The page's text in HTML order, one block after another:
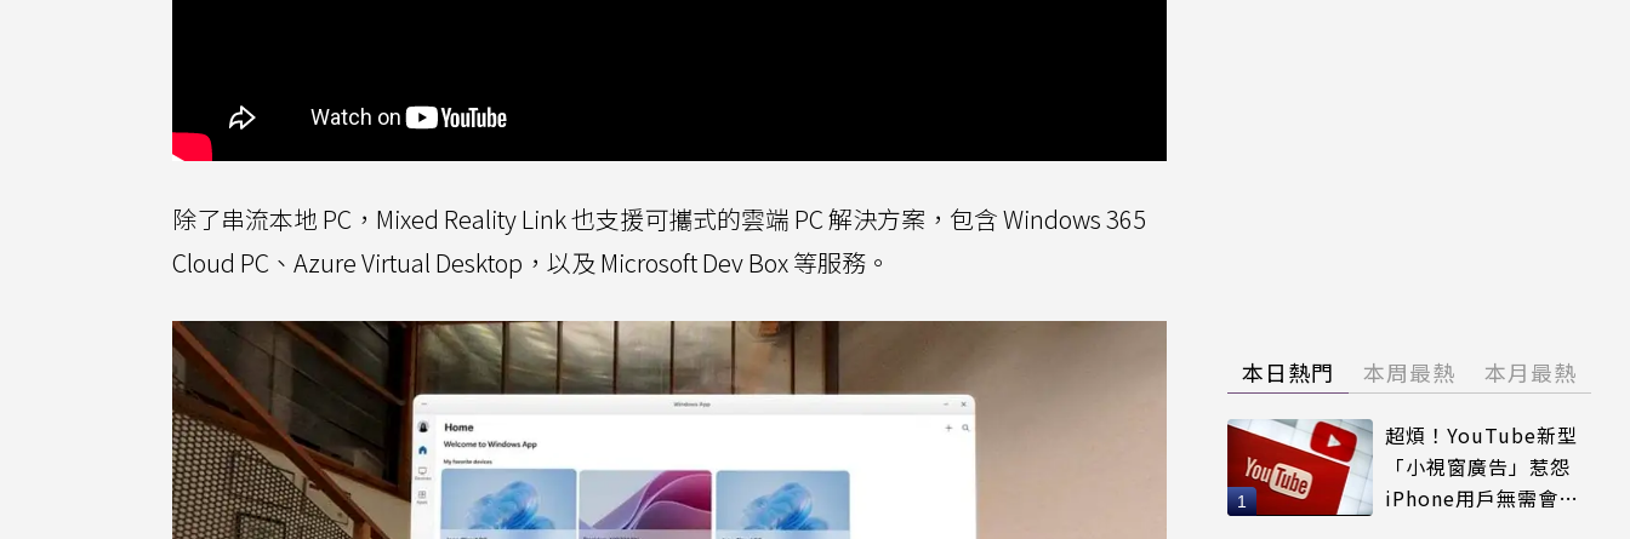
除了串流本地 PC，Mixed Reality Link 也支援可攜式的雲端 PC 解決方案，包含 Windows 365
Cloud PC、Azure Virtual Desktop，以及 Microsoft Dev Box 等服務。
本日熱門 本周最熱 本月最熱
超煩！YouTube新型
「小視窗廣告」惹怨
iPhone用戶無需會員